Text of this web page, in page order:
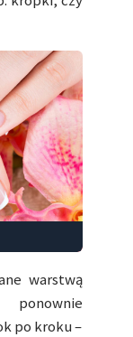
warstwą
po kroku –